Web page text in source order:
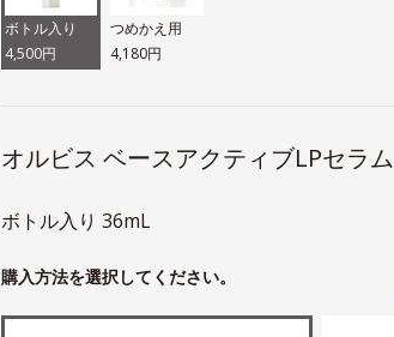
ボトル入り
4,500円
つめかえ用
4,180円
オルビス ベースアクティブLPセラム
ボトル入り 36mL
購入方法を選択してください。